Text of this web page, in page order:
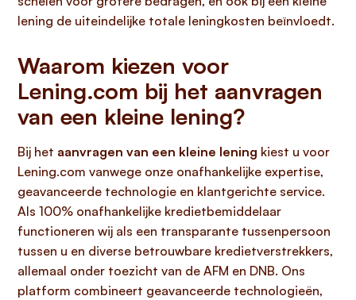
lening de uiteindelijke totale leningkosten beïnvloedt.
Waarom kiezen voor
Lening.com bij het aanvragen
van een kleine lening?
Bij het aanvragen van een kleine lening kiest u voor
Lening.com vanwege onze onafhankelijke expertise,
geavanceerde technologie en klantgerichte service.
Als 100% onafhankelijke kredietbemiddelaar
functioneren wij als een transparante tussenpersoon
tussen u en diverse betrouwbare kredietverstrekkers,
allemaal onder toezicht van de AFM en DNB. Ons
platform combineert geavanceerde technologieën,